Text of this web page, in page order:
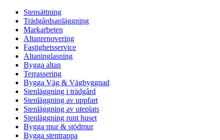
Stensättning
Trädgårdsanläggning
Markarbeten
Altanrenovering
Fastighetsservice
Altaninglasning
Bygga altan
Terrassering
Bygga Väg & Vägbyggnad
Stenläggning i trädgård
Stenläggning av uppfart
Stenläggning av uteplats
Stenläggning runt huset
Bygga mur & stödmur
Bygga stentrappa